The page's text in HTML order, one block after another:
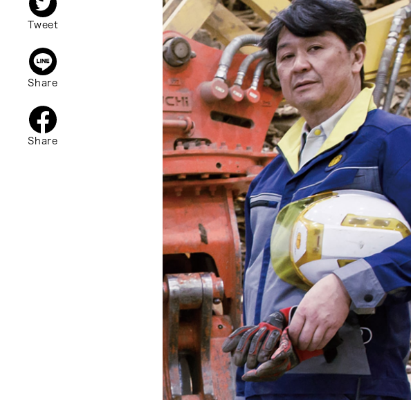
Tweet
Share
Share